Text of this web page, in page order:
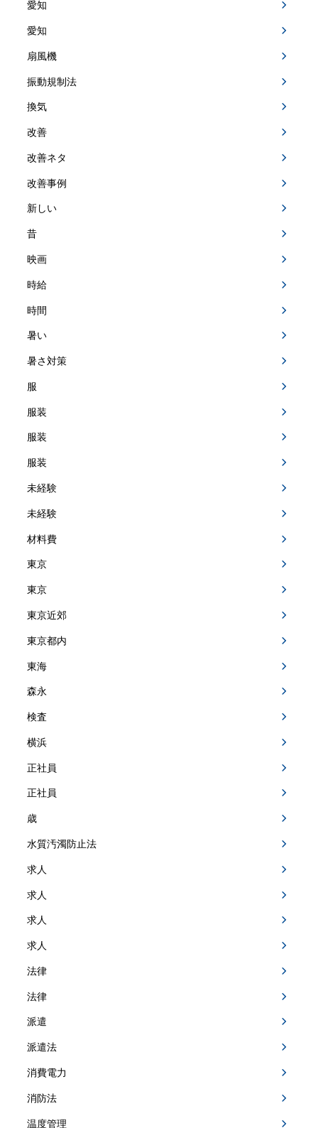
愛知
愛知
扇風機
振動規制法
換気
改善
改善ネタ
改善事例
新しい
昔
映画
時給
時間
暑い
暑さ対策
服
服装
服装
服装
未経験
未経験
材料費
東京
東京
東京近郊
東京都内
東海
森永
検査
横浜
正社員
正社員
歳
水質汚濁防止法
求人
求人
求人
求人
法律
法律
派遣
派遣法
消費電力
消防法
温度管理